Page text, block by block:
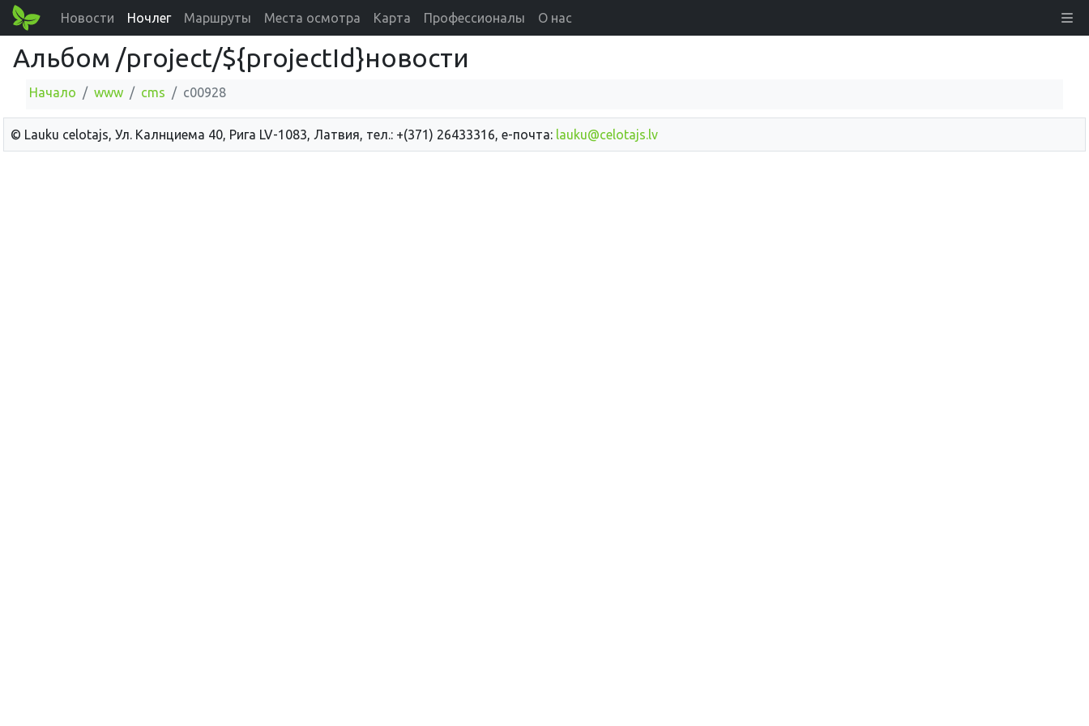
Новости Ночлег Маршруты Места осмотра Карта Профессионалы О нас
Альбом /project/${projectId}новости
Начало www cms c00928
© Lauku сelotajs, Ул. Калнциема 40, Рига LV-1083, Латвия, тел.: +(371) 26433316, е-почта: lauku@celotajs.lv